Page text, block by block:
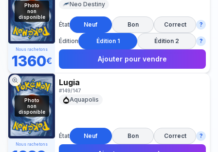
Photo
non
disponible
Nous rachetons
1360€
Neo Destiny
État Neuf Bon Correct ?
Édition Édition 1 Édition 2 ?
Ajouter pour vendre
Photo
non
disponible
Nous rachetons
Lugia
#149/147
Aquapolis
État Neuf Bon Correct ?